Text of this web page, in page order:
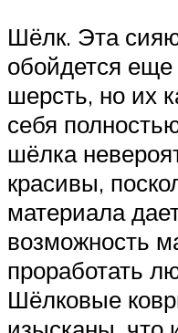
Шёлк. Эта
обойдется
шерсть, но их
себя
шёлка
красивы,
материала
возможность
проработать
Шёлковые